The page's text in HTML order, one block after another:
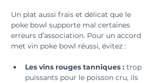
Un plat aussi frais et délicat que le
poke bowl supporte mal certaines
erreurs d’association. Pour un accord
met vin poke bowl réussi, évitez :
Les vins rouges tanniques : trop
puissants pour le poisson cru, ils